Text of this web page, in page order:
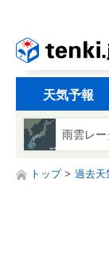
天気予報
雨雲レー
トップ 過去天